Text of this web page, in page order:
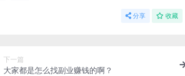
分享 收藏
下一篇
大家都是怎么找副业赚钱的啊？